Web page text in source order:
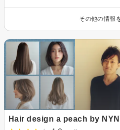
その他の情報
Hair design a peach by